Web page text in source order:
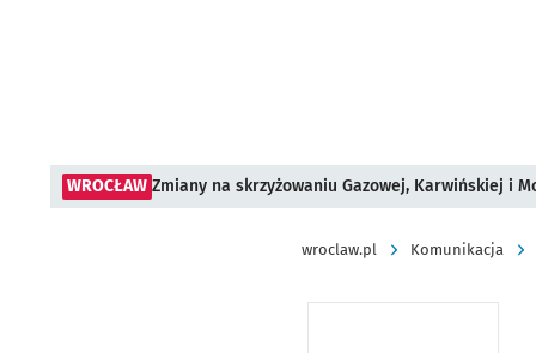
WROCŁAW Zmiany na skrzyżowaniu Gazowej, Karwińskiej i
wroclaw.pl Komunikacja